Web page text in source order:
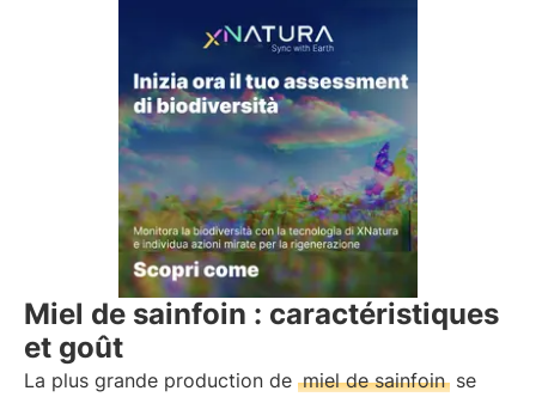
Miel de sainfoin : caractéristiques
et goût
La plus grande production de miel de sainfoin se